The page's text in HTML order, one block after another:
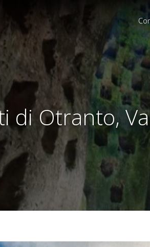
di Otranto,